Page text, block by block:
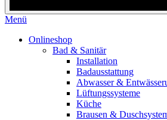
Menü
Onlineshop
Bad & Sanitär
Installation
Badausstattung
Abwasser &
Lüftungssysteme
Küche
Brausen &